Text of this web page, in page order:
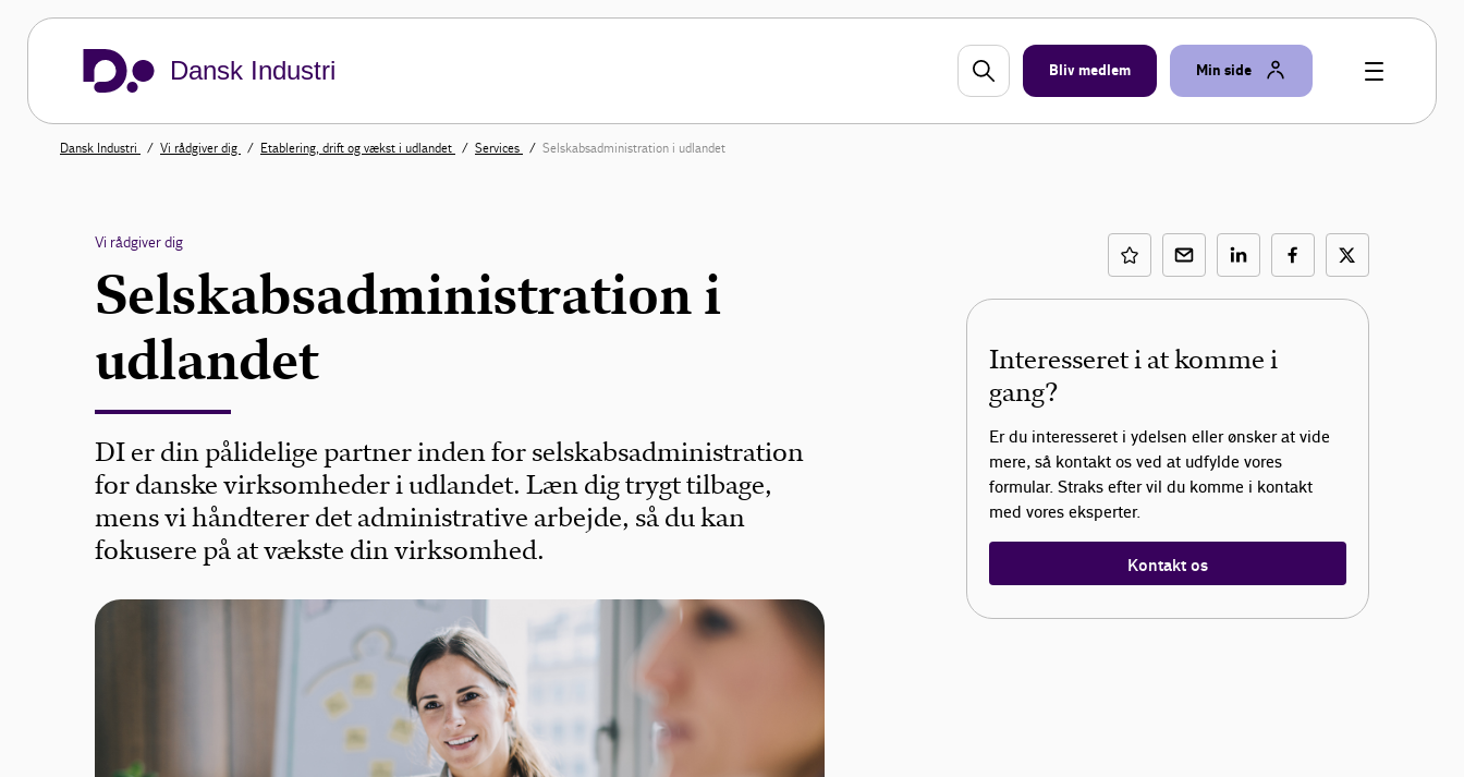
Dansk Industri Bliv medlem Min side
Dansk Industri Vi rådgiver dig Etablering, drift og vækst i udlandet Services Selskabsadministration i udlandet
Vi rådgiver dig
Selskabsadministration i
udlandet
DI er din pålidelige partner inden for selskabsadministration
for danske virksomheder i udlandet. Læn dig trygt tilbage,
mens vi håndterer det administrative arbejde, så du kan
fokusere på at vækste din virksomhed.
Interesseret i at komme i
gang?
Er du interesseret i ydelsen eller ønsker at vide
mere, så kontakt os ved at udfylde vores
formular. Straks efter vil du komme i kontakt
med vores eksperter.
Kontakt os